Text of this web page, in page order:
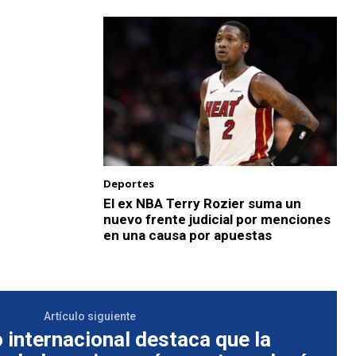
Deportes
El ex NBA Terry Rozier suma un
nuevo frente judicial por menciones
en una causa por apuestas
Artículo siguiente
internacional destaca que la